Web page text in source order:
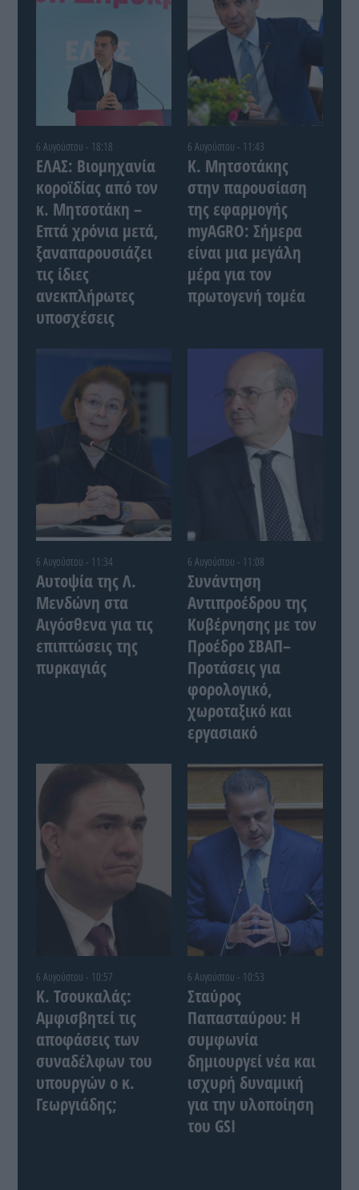
6 Αυγούστου - 18:18
ΕΛΑΣ: Βιομηχανία
κοροϊδίας από τον
κ. Μητσοτάκη –
Επτά χρόνια μετά,
ξαναπαρουσιάζει
τις ίδιες
ανεκπλήρωτες
υποσχέσεις
6 Αυγούστου - 11:43
Κ. Μητσοτάκης
στην παρουσίαση
της εφαρμογής
myAGRO: Σήμερα
είναι μια μεγάλη
μέρα για τον
πρωτογενή τομέα
6 Αυγούστου - 11:34
Αυτοψία της Λ.
Μενδώνη στα
Αιγόσθενα για τις
επιπτώσεις της
πυρκαγιάς
6 Αυγούστου - 11:08
Συνάντηση
Αντιπροέδρου της
Κυβέρνησης με τον
Προέδρο ΣΒΑΠ–
Προτάσεις για
φορολογικό,
χωροταξικό και
εργασιακό
6 Αυγούστου - 10:57
Κ. Τσουκαλάς:
Αμφισβητεί τις
αποφάσεις των
συναδέλφων του
υπουργών ο κ.
Γεωργιάδης;
6 Αυγούστου - 10:53
Σταύρος
Παπασταύρου: Η
συμφωνία
δημιουργεί νέα και
ισχυρή δυναμική
για την υλοποίηση
του GSI